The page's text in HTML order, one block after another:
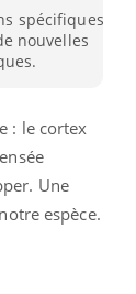
spécifiques
nouvelles
: le cortex
Une
espèce.